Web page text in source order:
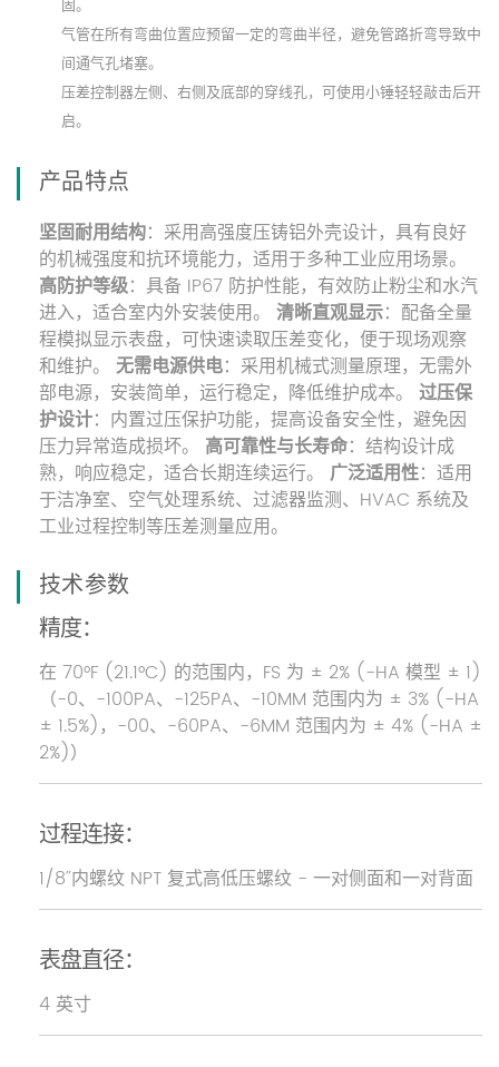
固。
气管在所有弯曲位置应预留一定的弯曲半径，避免管路折弯导致中
间通气孔堵塞。
压差控制器左侧、右侧及底部的穿线孔，可使用小锤轻轻敲击后开
启。
产品特点
坚固耐用结构：采用高强度压铸铝外壳设计，具有良好
的机械强度和抗环境能力，适用于多种工业应用场景。
高防护等级：具备 IP67 防护性能，有效防止粉尘和水汽
进入，适合室内外安装使用。 清晰直观显示：配备全量
程模拟显示表盘，可快速读取压差变化，便于现场观察
和维护。 无需电源供电：采用机械式测量原理，无需外
部电源，安装简单，运行稳定，降低维护成本。 过压保
护设计：内置过压保护功能，提高设备安全性，避免因
压力异常造成损坏。 高可靠性与长寿命：结构设计成
熟，响应稳定，适合长期连续运行。 广泛适用性：适用
于洁净室、空气处理系统、过滤器监测、HVAC 系统及
工业过程控制等压差测量应用。
技术参数
精度：
在 70°F (21.1°C) 的范围内，FS 为 ± 2% (-HA 模型 ± 1)
（-0、-100PA、-125PA、-10MM 范围内为 ± 3% (-HA
± 1.5%)，-00、-60PA、-6MM 范围内为 ± 4% (-HA ±
2%)）
过程连接：
1/8˝ 内螺纹 NPT 复式高低压螺纹 - 一对侧面和一对背面
表盘直径：
4 英寸